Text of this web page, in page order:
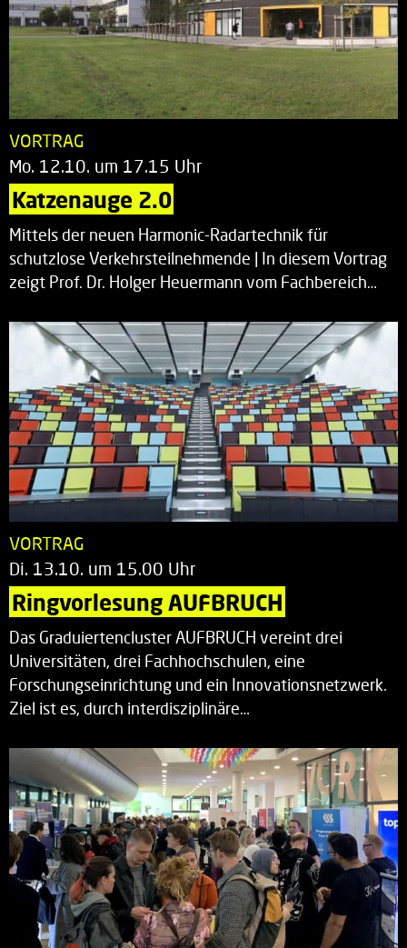
VORTRAG
Mo. 12.10. um 17.15 Uhr
Katzenauge 2.0
Mittels der neuen Harmonic-Radartechnik für
schutzlose Verkehrsteilnehmende | In diesem Vortrag
zeigt Prof. Dr. Holger Heuermann vom Fachbereich…
VORTRAG
Di. 13.10. um 15.00 Uhr
Ringvorlesung AUFBRUCH
Das Graduiertencluster AUFBRUCH vereint drei
Universitäten, drei Fachhochschulen, eine
Forschungseinrichtung und ein Innovationsnetzwerk.
Ziel ist es, durch interdisziplinäre…